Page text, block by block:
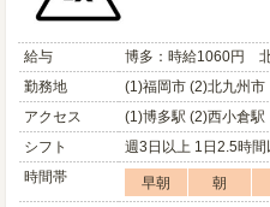
給与
博多：時給1060円
勤務地
(1)福岡市 (2)北九州市
アクセス
(1)博多駅 (2)西小倉駅
シフト
週3日以上 1日2.5時間
時間帯
早朝 朝